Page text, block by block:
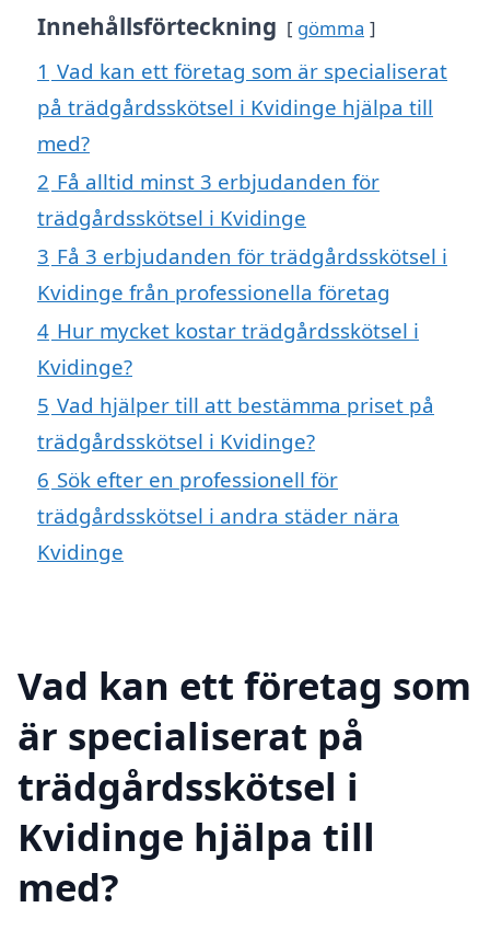
Innehållsförteckning gömma
1 Vad kan ett företag som är specialiserat
på trädgårdsskötsel i Kvidinge hjälpa till
med?
2 Få alltid minst 3 erbjudanden för
trädgårdsskötsel i Kvidinge
3 Få 3 erbjudanden för trädgårdsskötsel i
Kvidinge från professionella företag
4 Hur mycket kostar trädgårdsskötsel i
Kvidinge?
5 Vad hjälper till att bestämma priset på
trädgårdsskötsel i Kvidinge?
6 Sök efter en professionell för
trädgårdsskötsel i andra städer nära
Kvidinge
Vad kan ett företag som
är specialiserat på
trädgårdsskötsel i
Kvidinge hjälpa till
med?